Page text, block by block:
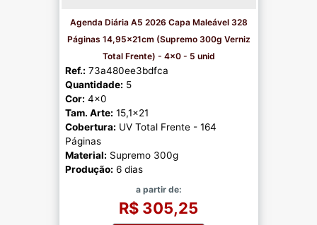
Agenda Diária A5 2026 Capa Maleável 328
Páginas 14,95x21cm (Supremo 300g Verniz
Total Frente) - 4x0 - 5 unid
Ref.: 73a480ee3bdfca
Quantidade: 5
Cor: 4x0
Tam. Arte: 15,1x21
Cobertura: UV Total Frente - 164
Páginas
Material: Supremo 300g
Produção: 6 dias
a partir de:
R$ 305,25